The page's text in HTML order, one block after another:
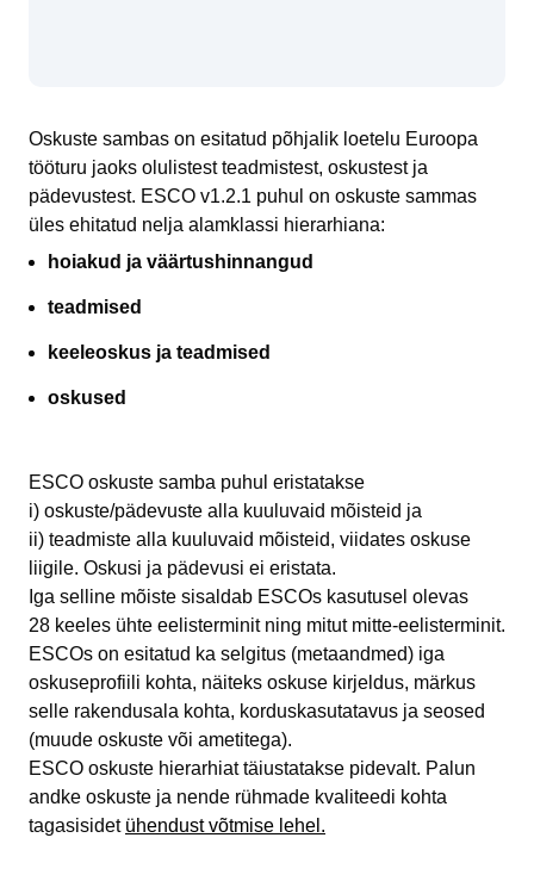
Oskuste sambas on esitatud põhjalik loetelu Euroopa
tööturu jaoks olulistest teadmistest, oskustest ja
pädevustest. ESCO v1.2.1 puhul on oskuste sammas
üles ehitatud nelja alamklassi hierarhiana:
hoiakud ja väärtushinnangud
teadmised
keeleoskus ja teadmised
oskused
ESCO oskuste samba puhul eristatakse
i) oskuste/pädevuste alla kuuluvaid mõisteid ja
ii) teadmiste alla kuuluvaid mõisteid, viidates oskuse
liigile. Oskusi ja pädevusi ei eristata.
Iga selline mõiste sisaldab ESCOs kasutusel olevas
28 keeles ühte eelisterminit ning mitut mitte-eelisterminit.
ESCOs on esitatud ka selgitus (metaandmed) iga
oskuseprofiili kohta, näiteks oskuse kirjeldus, märkus
selle rakendusala kohta, korduskasutatavus ja seosed
(muude oskuste või ametitega).
ESCO oskuste hierarhiat täiustatakse pidevalt. Palun
andke oskuste ja nende rühmade kvaliteedi kohta
tagasisidet ühendust võtmise lehel.